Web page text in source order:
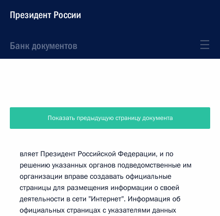
Президент России
Банк документов
Показать предыдущую страницу документа
вляет Президент Российской Федерации, и по
решению указанных органов подведомственные им
организации вправе создавать официальные
страницы для размещения информации о своей
деятельности в сети "Интернет". Информация об
официальных страницах с указателями данных